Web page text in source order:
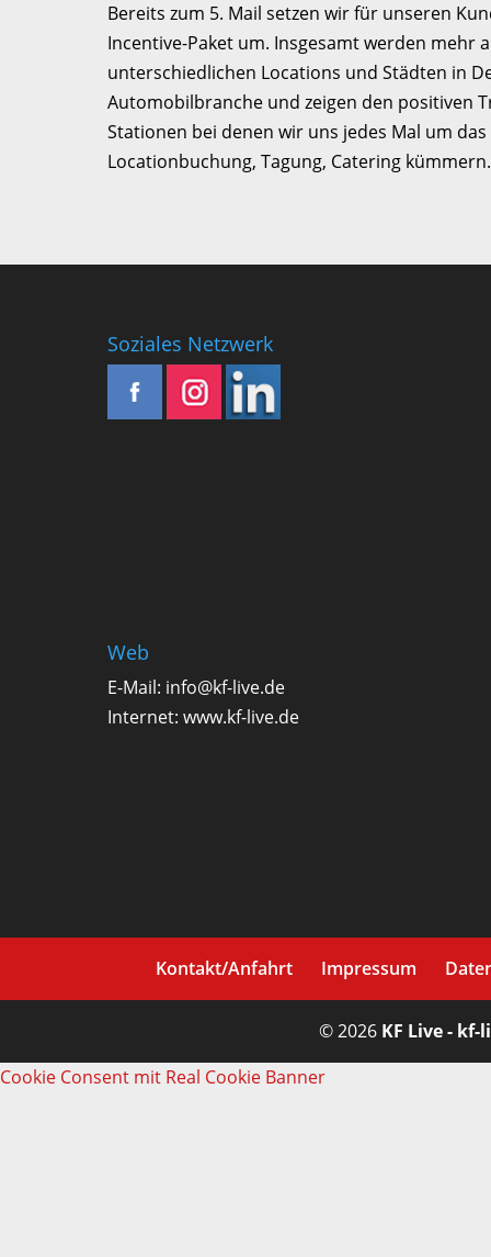
Bereits zum 5. Mail setzen wir für unseren
Incentive-Paket um. Insgesamt werden mehr
unterschiedlichen Locations und Städten in
Automobilbranche und zeigen den positiven
Stationen bei denen wir uns jedes Mal um
Locationbuchung, Tagung, Catering kümmern.
Soziales Netzwerk
Web
E-Mail: info@kf-live.de
Internet: www.kf-live.de
Kontakt/Anfahrt Impressum
© 2026 KF Live - kf-
Cookie Consent mit Real Cookie Banner